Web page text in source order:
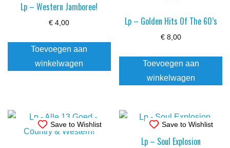
Lp – Western Jamboree!
€ 4,00
Toevoegen aan
winkelwagen
Lp – Golden Hits Of The 60’s
€8,00
Toevoegen aan
winkelwagen
Save to Wishlist Save to Wishlist
Lp – Soul Explosion